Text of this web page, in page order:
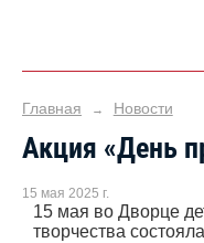
Главная → Новости
Акция «День
15 мая 2025 г.
15 мая во Дворце
творчества